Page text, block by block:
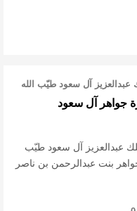
آل سعود طيّب الله
جواهر آل سعود
عبدالعزيز آل سعود طيّب
جواهر بنت عبدالرحمن بن ناصر